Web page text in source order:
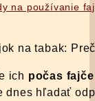
na používanie
ich počas
dnes hľadať